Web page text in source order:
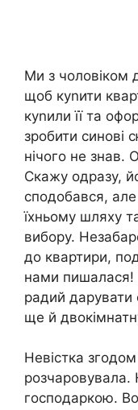
Ми з чоловіком
щоб куnити
куnили її та
зробити синові
нічого не
Скажу одразу,
сподобався,
їхньому шляху
вибору.
до квартири,
нами пишалася!
радий дарувати
ще й
Невістка
господаркою.